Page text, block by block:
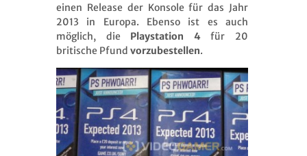
einen Release der Konsole für das Jahr
2013 in Europa. Ebenso ist es auch
möglich, die Playstation 4für 20
britische Pfund vorzubestellen.